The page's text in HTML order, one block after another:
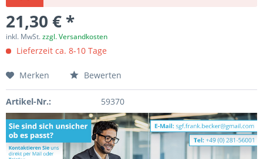
21,30 € *
inkl. MwSt.zzgl. Versandkosten
Lieferzeit ca. 8-10 Tage
Merken Bewerten
Artikel-Nr.: 59370